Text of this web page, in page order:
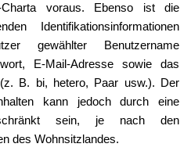
voraus. Ebenso ist die
Identifikationsinformationen
gewählter Benutzername
E-Mail-Adresse sowie das
B. bi, hetero, Paar usw.). Der
kann jedoch durch eine
sein, je nach den
des Wohnsitzlandes.